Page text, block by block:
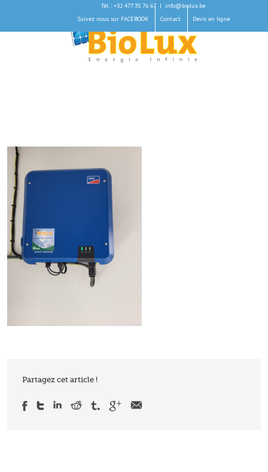
Tél. : +32 477 35 76 67 |
info@biolux.be
Suivez nous sur FACEBOOK
Contact Devis en ligne
Partagez cet article !